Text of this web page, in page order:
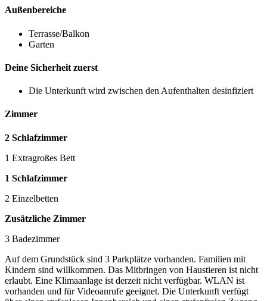
Außenbereiche
Terrasse/Balkon
Garten
Deine Sicherheit zuerst
Die Unterkunft wird zwischen den Aufenthalten desinfiziert
Zimmer
2 Schlafzimmer
1 Extragroßes Bett
1 Schlafzimmer
2 Einzelbetten
Zusätzliche Zimmer
3 Badezimmer
Auf dem Grundstück sind 3 Parkplätze vorhanden. Familien mit
Kindern sind willkommen. Das Mitbringen von Haustieren ist nicht
erlaubt. Eine Klimaanlage ist derzeit nicht verfügbar. WLAN ist
vorhanden und für Videoanrufe geeignet. Die Unterkunft verfügt